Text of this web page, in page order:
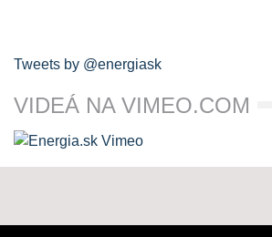
Tweets by @energiask
VIDEÁ NA VIMEO.COM